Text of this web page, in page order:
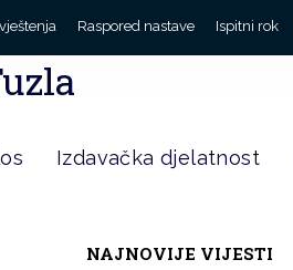
Raspored nastave Ispitni rok
Izdavačka djelatnost
NAJNOVIJE VIJESTI